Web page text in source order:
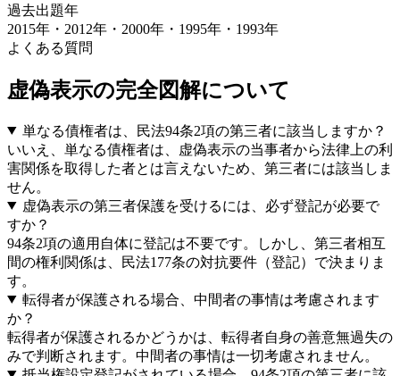
過去出題年
2015年・2012年・2000年・1995年・1993年
よくある質問
虚偽表示の完全図解について
単なる債権者は、民法94条2項の第三者に該当しますか？
いいえ、単なる債権者は、虚偽表示の当事者から法律上の利
害関係を取得した者とは言えないため、第三者には該当しま
せん。
虚偽表示の第三者保護を受けるには、必ず登記が必要で
すか？
94条2項の適用自体に登記は不要です。しかし、第三者相互
間の権利関係は、民法177条の対抗要件（登記）で決まりま
す。
転得者が保護される場合、中間者の事情は考慮されます
か？
転得者が保護されるかどうかは、転得者自身の善意無過失の
みで判断されます。中間者の事情は一切考慮されません。